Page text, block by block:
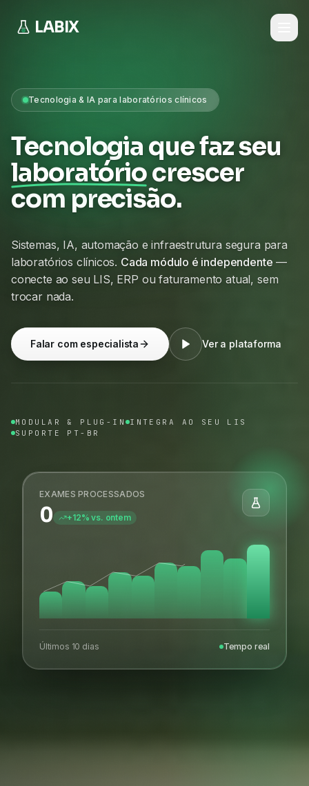
LABIX
Tecnologia & IA para laboratórios clínicos
Tecnologia que faz seu
laboratóriocrescer
com precisão.
Sistemas, IA, automação e infraestrutura segura para
laboratórios clínicos. Cada módulo é independente —
conecte ao seu LIS, ERP ou faturamento atual, sem
trocar nada.
Falar com especialista Ver a plataforma
MODULAR & PLUG-IN INTEGRA AO SEU LIS
SUPORTE PT-BR
EXAMES PROCESSADOS
0 +12% vs. ontem
Últimos 10 dias Tempo real